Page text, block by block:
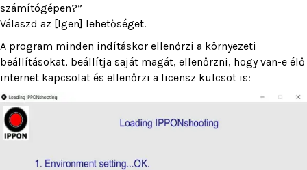
számítógépen?”
Válaszd az [Igen] lehetőséget.
A program minden indításkor ellenőrzi a környezeti
beállításokat, beállítja saját magát, ellenőrzni, hogy van-e élő
internet kapcsolat és ellenőrzi a licensz kulcsot is: